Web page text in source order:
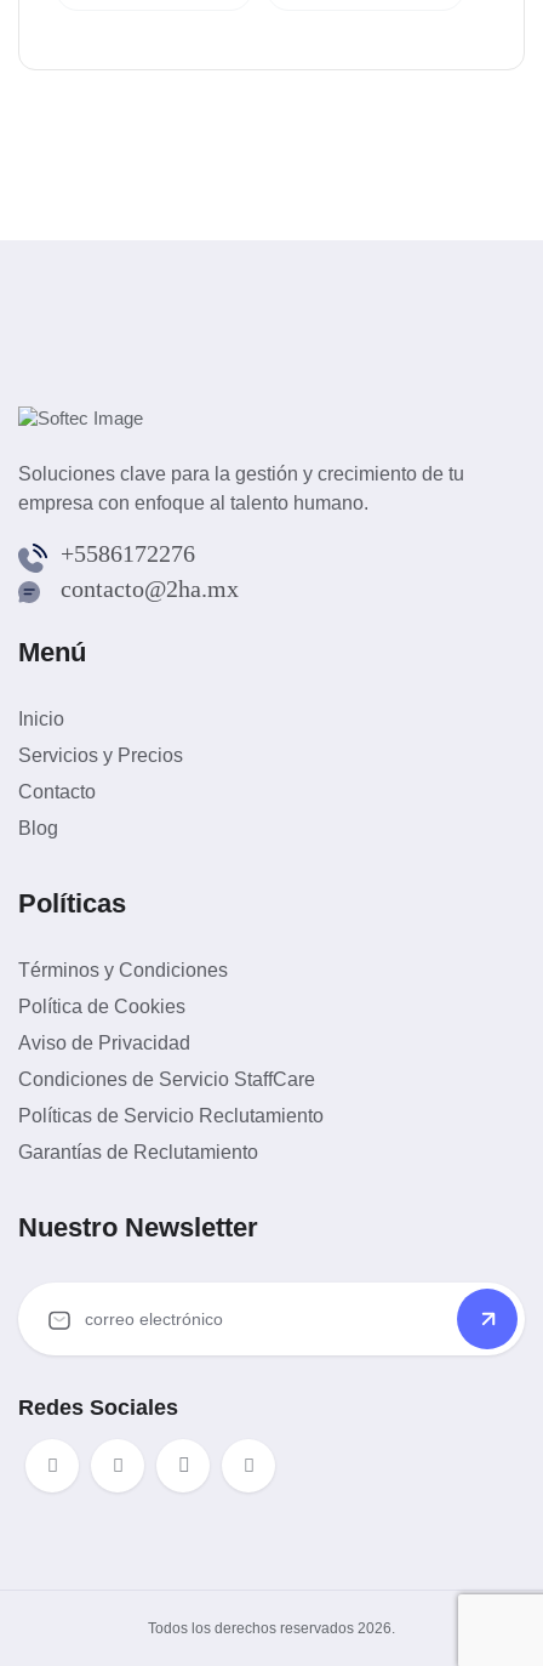
Soluciones clave para la gestión y crecimiento de tu
empresa con enfoque al talento humano.
+5586172276
contacto@2ha.mx
Menú
Inicio
Servicios y Precios
Contacto
Blog
Políticas
Términos y Condiciones
Política de Cookies
Aviso de Privacidad
Condiciones de Servicio StaffCare
Políticas de Servicio Reclutamiento
Garantías de Reclutamiento
Nuestro Newsletter
Redes Sociales
Todos los derechos reservados 2026.